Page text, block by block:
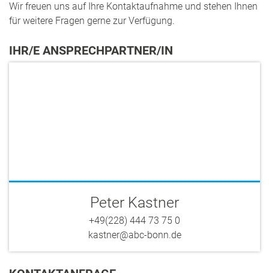
Wir freuen uns auf Ihre Kontaktaufnahme und stehen Ihnen
für weitere Fragen gerne zur Verfügung.
IHR/E ANSPRECHPARTNER/IN
Peter Kastner
+49(228) 444 73 75 0
kastner@abc-bonn.de